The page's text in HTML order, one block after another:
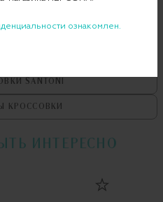
SANTONI
КРОССОВКИ
ИНТЕРЕСНО
ознакомлен.